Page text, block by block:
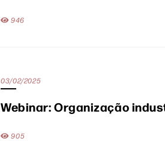
946
03/02/2025
Webinar: Organização
905